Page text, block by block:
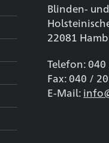
Blinden-
22081
Telefon:
Fax: 040 /
E-Mail: